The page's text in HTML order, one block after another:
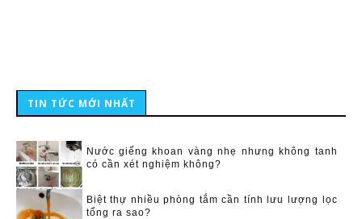
TIN TỨC MỚI NHẤT
Nước giếng khoan vàng nhẹ nhưng không tanh
có cần xét nghiệm không?
Biệt thự nhiều phòng tắm cần tính lưu lượng lọc
tổng ra sao?